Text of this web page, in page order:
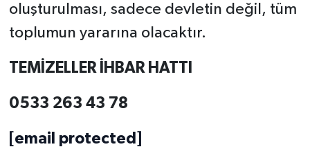
oluşturulması, sadece devletin değil, tüm
toplumun yararına olacaktır.
TEMİZELLER İHBAR HATTI
0533 263 43 78
[email protected]